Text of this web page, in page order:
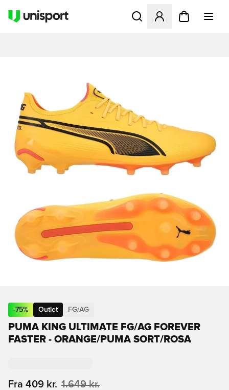
Åbner en Modal til at
-75% Outlet FG/AG
PUMA KING ULTIMATE FG/AG FOREVER
FASTER - ORANGE/PUMA SORT/ROSA
Fra 409 kr. 1.649 kr.